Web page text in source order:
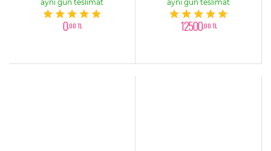
aynı gün teslimat
0,00 TL
aynı gün teslimat
12500,00 TL